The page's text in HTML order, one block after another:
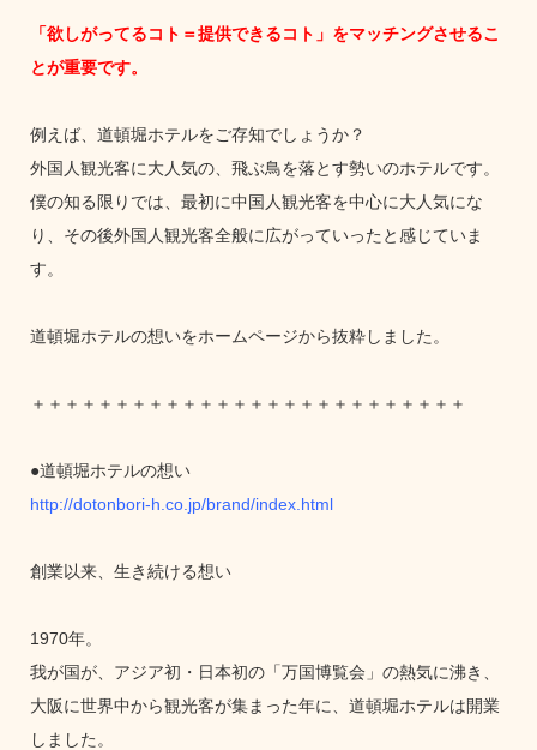
「欲しがってるコト＝提供できるコト」をマッチングさせるこ
とが重要です。
例えば、道頓堀ホテルをご存知でしょうか？
外国人観光客に大人気の、飛ぶ鳥を落とす勢いのホテルです。
僕の知る限りでは、最初に中国人観光客を中心に大人気にな
り、その後外国人観光客全般に広がっていったと感じていま
す。
道頓堀ホテルの想いをホームページから抜粋しました。
＋＋＋＋＋＋＋＋＋＋＋＋＋＋＋＋＋＋＋＋＋＋＋＋＋＋
●道頓堀ホテルの想い
http://dotonbori-h.co.jp/brand/index.html
創業以来、生き続ける想い
1970年。
我が国が、アジア初・日本初の「万国博覧会」の熱気に沸き、
大阪に世界中から観光客が集まった年に、道頓堀ホテルは開業
しました。